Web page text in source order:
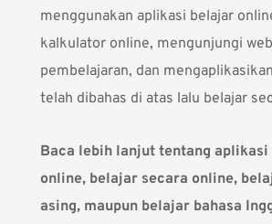
menggunakan aplikasi belajar
kalkulator online, mengunjungi
pembelajaran, dan
telah dibahas di atas lalu belajar
Baca lebih lanjut tentang
online, belajar secara online,
asing, maupun belajar bahasa